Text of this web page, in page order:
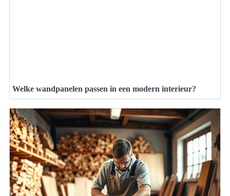
Welke wandpanelen passen in een modern interieur?